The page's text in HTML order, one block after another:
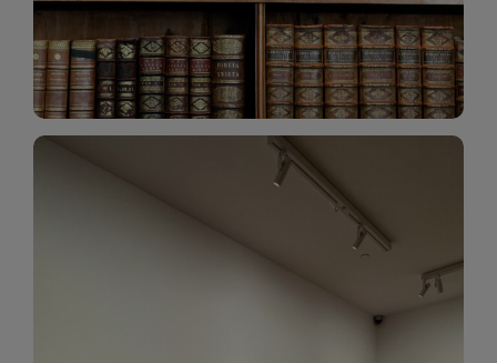
Katalog Zbiorów
Galeria Zdjęć
wspomnienia z wydarzeń, spotkań i projektów